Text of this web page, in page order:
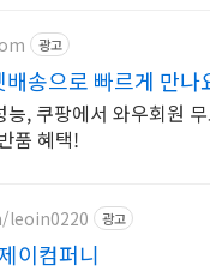
광고
송으로 빠르게 만나
, 쿠팡에서 와우회원
품 혜택!
leoin0220 광고
이컴퍼니